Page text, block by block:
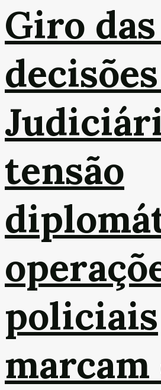
Giro das
tensão
policiais
marcam